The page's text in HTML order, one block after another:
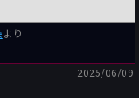
より
2025/06/09